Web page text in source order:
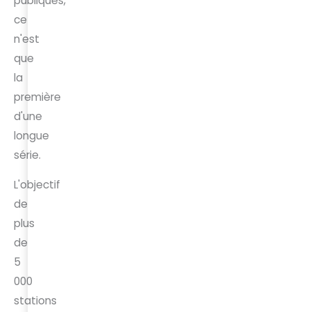
ce
n'est
que
la
première
d'une
longue
série.
L'objectif
de
plus
de
5
000
stations